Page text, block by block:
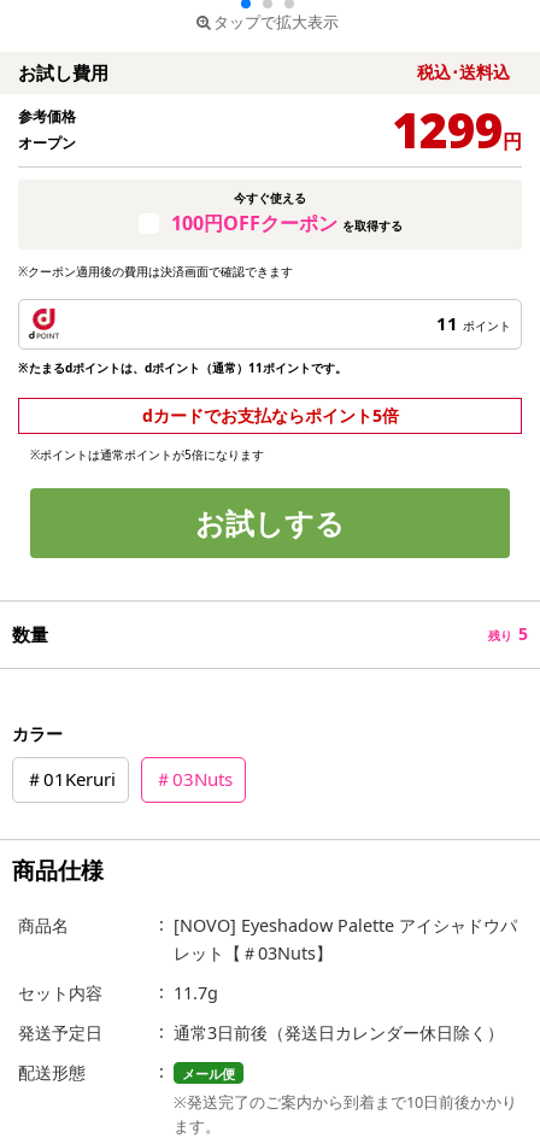
タップで拡大表示
お試し費用 税込･送料込
参考価格
オープン
1299円
今すぐ使える
100円OFFクーポン を取得する
※クーポン適用後の費用は決済画面で確認できます
11 ポイント
※たまるdポイントは、dポイント（通常）11ポイントです。
dカードでお支払ならポイント5倍
※ポイントは通常ポイントが5倍になります
お試しする
数量 残り 5
カラー
＃01Keruri ＃03Nuts
商品仕様
商品名
[NOVO] Eyeshadow Palette アイシャドウパ
レット【＃03Nuts】
セット内容
11.7g
発送予定日
通常3日前後（発送日カレンダー休日除く）
配送形態
メール便
※発送完了のご案内から到着まで10日前後かかり
ます。